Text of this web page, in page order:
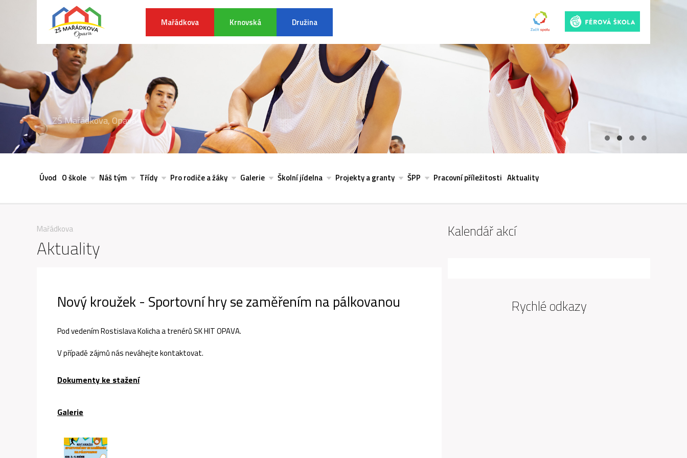
Mařádkova Krnovská Družina
ZŠ Mařádkova, Opava
Úvod O škole Náš tým Třídy Pro rodiče a žáky Galerie Školní jídelna Projekty a granty ŠPP Pracovní příležitosti Aktuality
Mařádkova
Aktuality
Nový kroužek - Sportovní hry se zaměřením na pálkovanou
Pod vedením Rostislava Kolicha a trenérů SK HIT OPAVA.
V případě zájmů nás neváhejte kontaktovat.
Dokumenty ke stažení
Galerie
Kalendář akcí
Rychlé odkazy